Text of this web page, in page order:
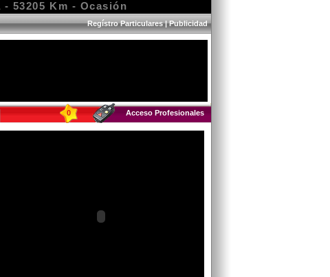
53205 Km - Ocasión
Regístro Particulares|Publicidad
0 Acceso Profesionales